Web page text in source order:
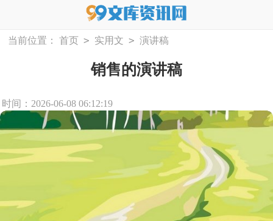
当前位置： 首页 > 实用文 > 演讲稿
销售的演讲稿
时间：2026-06-08 06:12:19